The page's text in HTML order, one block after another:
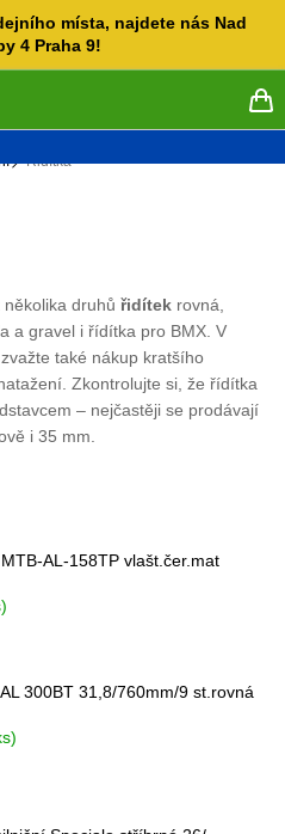
místa, najdete nás Nad
4 Praha 9!
Řidítka
druhů řidítek rovná,
a gravel i řídítka pro BMX. V
také nákup kratšího
Zkontrolujte si, že řídítka
– nejčastěji se prodávají
i 35 mm.
AL-158TP vlašt.čer.mat
300BT 31,8/760mm/9 st.rovná